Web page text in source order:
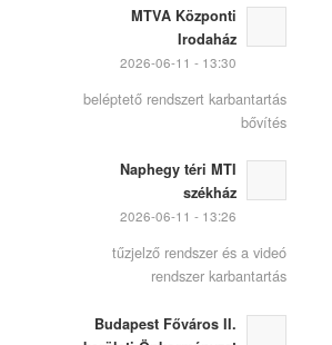
MTVA Központi
Irodaház
2026-06-11 - 13:30
beléptető rendszert karbantartás
bővítés
Naphegy téri MTI
székház
2026-06-11 - 13:26
tűzjelző rendszer és a videó
rendszer karbantartás
Budapest Főváros II.